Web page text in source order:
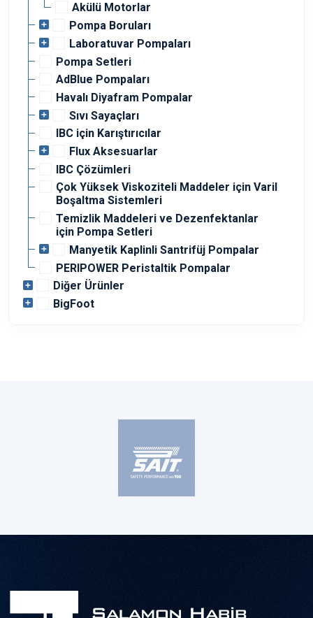
Akülü Motorlar
Pompa Boruları
Laboratuvar Pompaları
Pompa Setleri
AdBlue Pompaları
Havalı Diyafram Pompalar
Sıvı Sayaçları
IBC için Karıştırıcılar
Flux Aksesuarlar
IBC Çözümleri
Çok Yüksek Viskoziteli Maddeler için Varil
Boşaltma Sistemleri
Temizlik Maddeleri ve Dezenfektanlar
için Pompa Setleri
Manyetik Kaplinli Santrifüj Pompalar
PERIPOWER Peristaltik Pompalar
Diğer Ürünler
BigFoot